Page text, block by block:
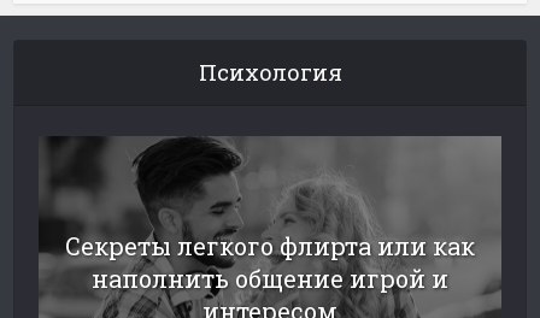
Психология
Секреты легкого флирта или как
наполнить общение игрой и
интересом